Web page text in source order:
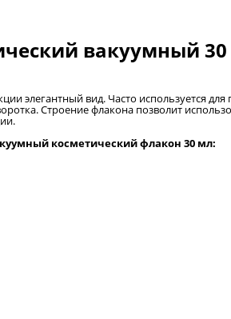
вакуумный
элегантный вид. Часто используется
Строение флакона позволит
косметический флакон 30 мл: